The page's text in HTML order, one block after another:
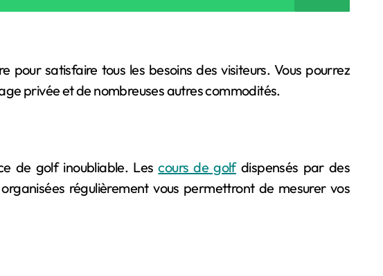
satisfaire tous les besoins des visiteurs. Vous pourrez
privée et de nombreuses autres commodités.
de golf inoubliable. Lescours de golfdispensés par des
régulièrement vous permettront de mesurer vos